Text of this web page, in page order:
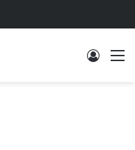
Log In